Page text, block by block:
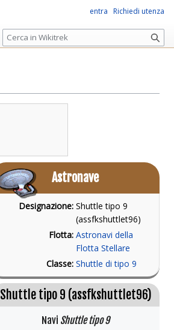
Astronave
Designazione: Shuttle tipo 9
(assfkshuttlet96)
Flotta: Astronavi della
Flotta Stellare
Classe: Shuttle di tipo 9
Shuttle tipo 9 (assfkshuttlet96)
Navi Shuttle tipo 9
entra Richiedi utenza
R
i
r
c